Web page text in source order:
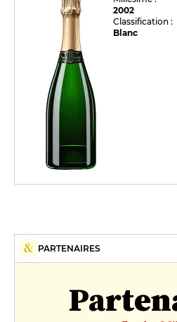
2002
Classification :
Blanc
PARTENAIRES